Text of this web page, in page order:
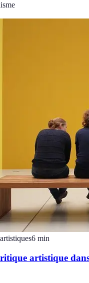
6 min
artistique